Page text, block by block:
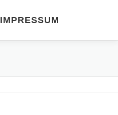
IMPRESSUM